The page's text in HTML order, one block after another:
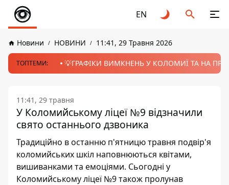
EN
Новини НОВИНИ 11:41, 29 Травня 2026
ТОПТЕМИ: 💡ГРАФІКИ ВИМКНЕНЬ У КОЛОМИЇ ТА НА
11:41, 29 травня
У Коломийському ліцеї №9 відзначили
свято останнього дзвоника
Традиційно в останню п'ятницю травня подвір'я
коломийських шкіл наповнюються квітами,
вишиванками та емоціями. Сьогодні у
Коломийському ліцеї №9 також пролунав